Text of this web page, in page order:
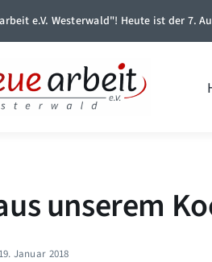
e.V. Westerwald"! Heute ist der 7.
unserem
Januar 2018